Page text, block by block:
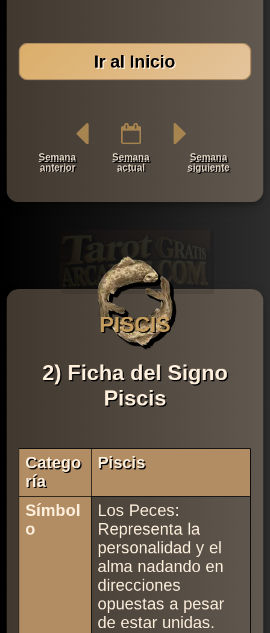
Ir al Inicio
Semana
anterior
Semana
actual
Semana
siguiente
PISCIS
2) Ficha del Signo
Piscis
Catego
Ría
Piscis
Símbol
o
Los Peces:
Representa la
personalidad y el
alma nadando en
direcciones
opuestas a pesar
de estar unidas.